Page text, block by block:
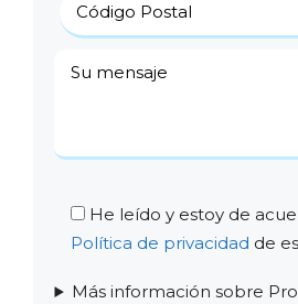
He leído y estoy de
Política de privacidad de
Más información sobre